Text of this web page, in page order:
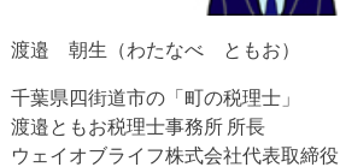
渡邉 朝生（わたなべ ともお）
千葉県四街道市の「町の税理士」
渡邉ともお税理士事務所 所長
ウェイオブライフ株式会社代表取締役